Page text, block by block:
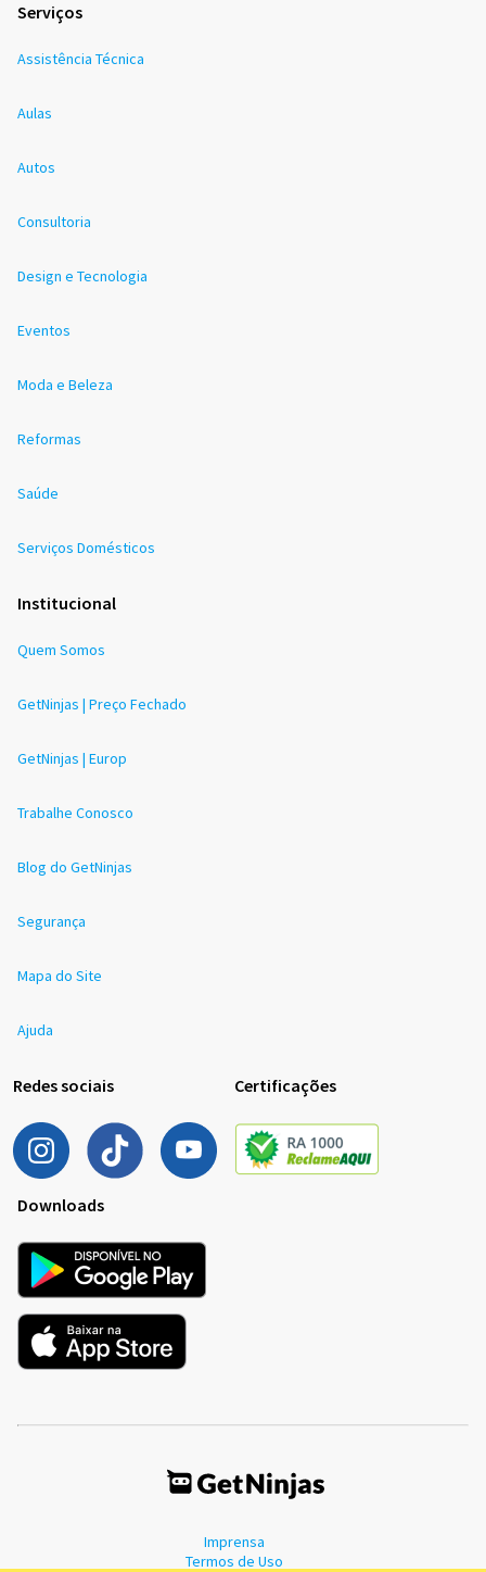
Serviços
Assistência Técnica
Aulas
Autos
Consultoria
Design e Tecnologia
Eventos
Moda e Beleza
Reformas
Saúde
Serviços Domésticos
Institucional
Quem Somos
GetNinjas | Preço Fechado
GetNinjas | Europ
Trabalhe Conosco
Blog do GetNinjas
Segurança
Mapa do Site
Ajuda
Redes sociais Certificações
Downloads
Imprensa
Termos de Uso